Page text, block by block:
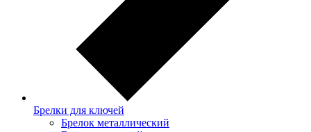
Брелки для ключей
Брелок металлический